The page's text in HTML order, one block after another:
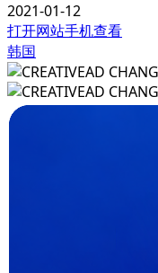
2021-01-12
打开网站手机查看
韩国